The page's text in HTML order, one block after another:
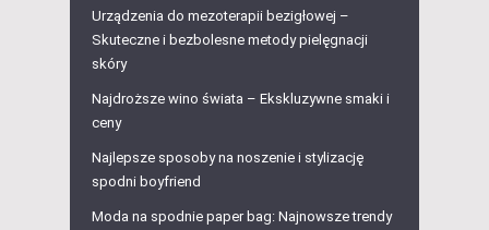
Urządzenia do mezoterapii bezigłowej –
Skuteczne i bezbolesne metody pielęgnacji
skóry
Najdroższe wino świata – Ekskluzywne smaki i
ceny
Najlepsze sposoby na noszenie i stylizację
spodni boyfriend
Moda na spodnie paper bag: Najnowsze trendy